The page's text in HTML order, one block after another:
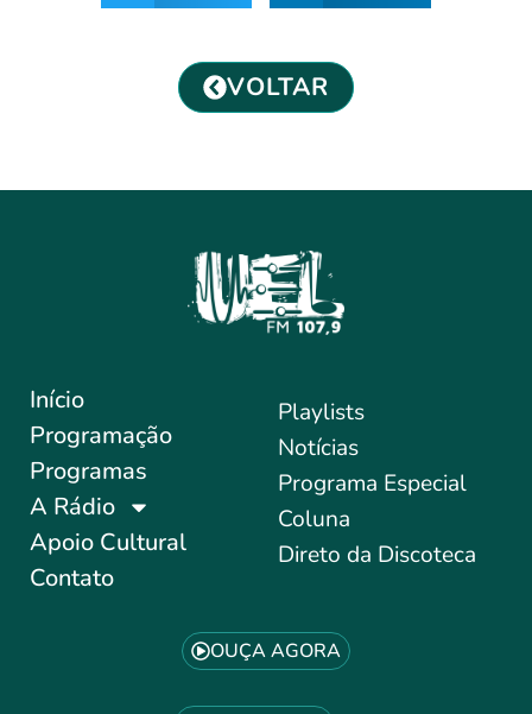
VOLTAR
Início
Programação
Programas
A Rádio
Apoio Cultural
Contato
Playlists
Notícias
Programa Especial
Coluna
Direto da Discoteca
OUÇA AGORA